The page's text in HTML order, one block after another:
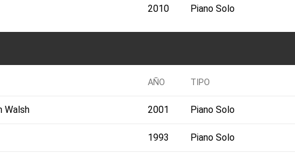
2010 Piano Solo
AÑO TIPO
Walsh 2001 Piano Solo
1993 Piano Solo